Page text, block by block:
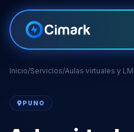
Inicio/Servicios/Aulas virtuales y
PUNO